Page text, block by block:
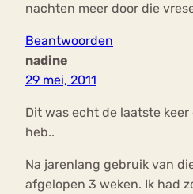
nachten meer door die
Beantwoorden
nadine
29 mei, 2011
Dit was echt de laatste
heb..
Na jarenlang gebruik van
afgelopen 3 weken. Ik had